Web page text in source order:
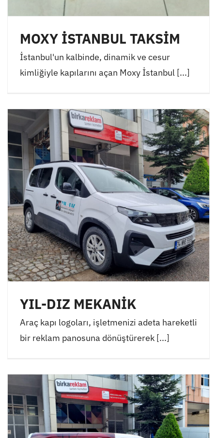
MOXY İSTANBUL TAKSİM
İstanbul'un kalbinde, dinamik ve cesur
kimliğiyle kapılarını açan Moxy İstanbul [...]
YIL-DIZ MEKANİK
Araç kapı logoları, işletmenizi adeta hareketli
bir reklam panosuna dönüştürerek [...]